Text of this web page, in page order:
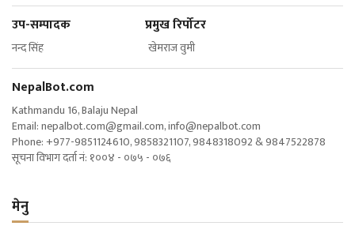
उप-सम्पादक प्रमुख रिर्पोटर
नन्द सिंह खेमराज वुमी
NepalBot.com
Kathmandu 16, Balaju Nepal
Email:nepalbot.com@gmail.com,info@nepalbot.com
Phone: +977-9851124610, 9858321107, 9848318092 & 9847522878
सूचना विभाग दर्ता नं: १००४ - ०७५ - ०७६
मेनु